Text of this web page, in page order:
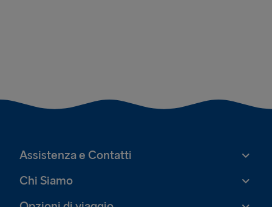
Assistenza e Contatti
Chi Siamo